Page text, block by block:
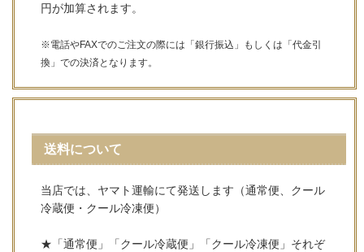
円が加算されます。
※電話やFAXでのご注文の際には「銀行振込」もしくは「代金引
換」での決済となります。
送料について
当店では、ヤマト運輸にて発送します（通常便、クール
冷蔵便・クール冷凍便）
★「通常便」「クール冷蔵便」「クール冷凍便」それぞ